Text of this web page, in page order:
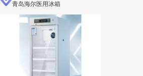
青岛海尔医用冰箱